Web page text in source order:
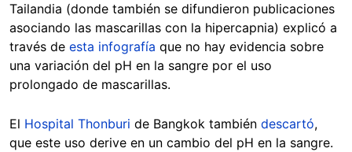
Tailandia (donde también se difundieron publicaciones
asociando las mascarillas con la hipercapnia) explicó a
través de esta infografía que no hay evidencia sobre
una variación del pH en la sangre por el uso
prolongado de mascarillas.
El Hospital Thonburi de Bangkok también descartó,
que este uso derive en un cambio del pH en la sangre.